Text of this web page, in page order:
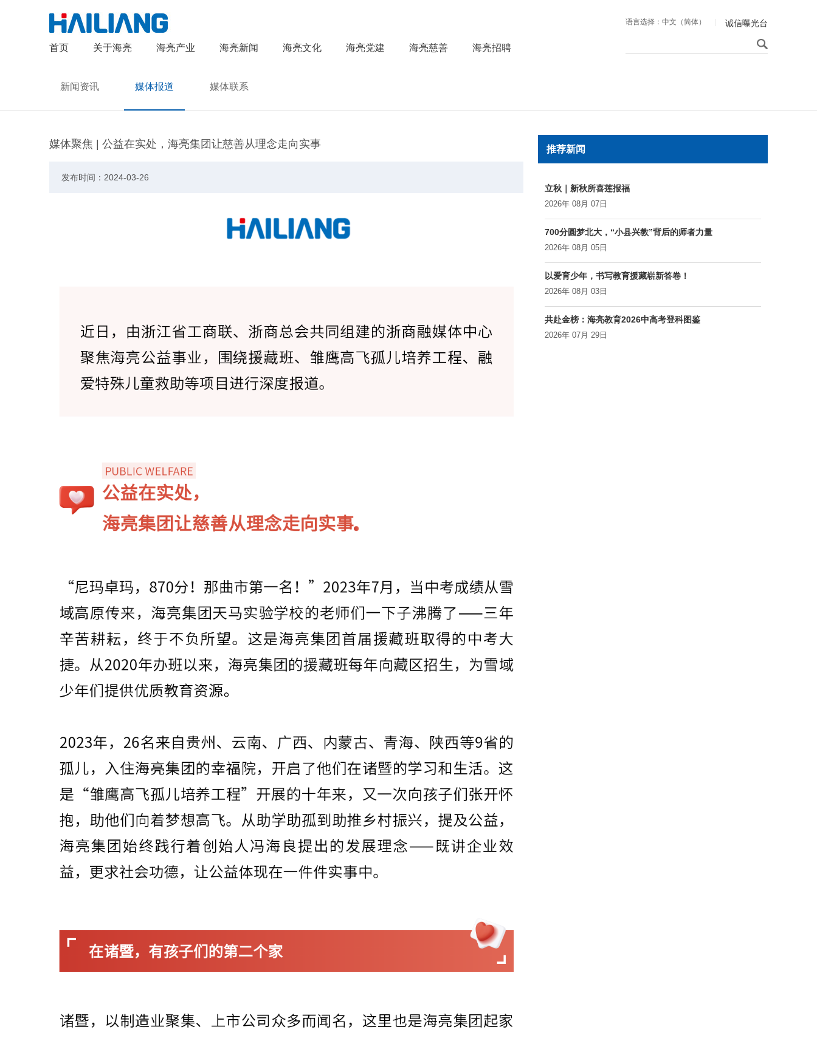
首页 关于海亮 海亮产业 海亮新闻 海亮文化 海亮党建 海亮慈善 海亮招聘
诚信曝光台
语言选择：中文（简体）
新闻资讯 媒体报道 媒体联系
媒体聚焦 | 公益在实处，海亮集团让慈善从理念走向实事
发布时间：2024-03-26
推荐新闻
立秋｜新秋所喜莲报福
2026年 08月 07日
700分圆梦北大，“小县兴教”背后的师者力量
2026年 08月 05日
以爱育少年，书写教育援藏崭新答卷！
2026年 08月 03日
共赴金榜：海亮教育2026中高考登科图鉴
2026年 07月 29日